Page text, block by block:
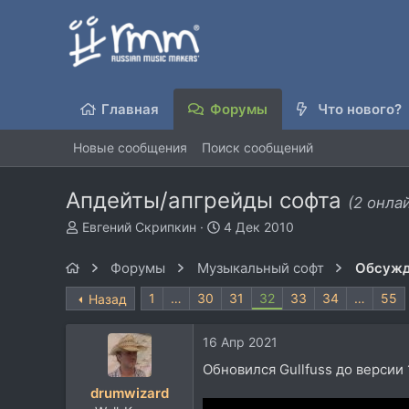
Главная Форумы Что нового?
Новые сообщения Поиск сообщений
Апдейты/апгрейды софта (2
А
р
т
Евгений Скрипкин
Д
а
а
а
л
4 Дек 2010
Форумы Музыкальный софт
Назад 1 … 30 31 32 33 34 … 55
drumwizard
16 Апр 2021
Обновился Gullfuss до версии